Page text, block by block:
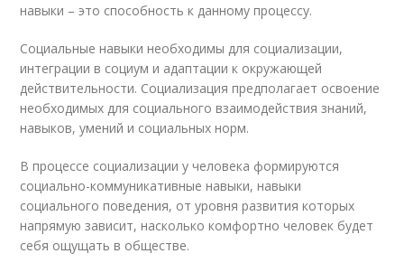
навыки – это способность к данному процессу.
Социальные навыки необходимы для социализации,
интеграции в социум и адаптации к окружающей
действительности. Социализация предполагает освоение
необходимых для социального взаимодействия знаний,
навыков, умений и социальных норм.
В процессе социализации у человека формируются
социально-коммуникативные навыки, навыки
социального поведения, от уровня развития которых
напрямую зависит, насколько комфортно человек будет
себя ощущать в обществе.